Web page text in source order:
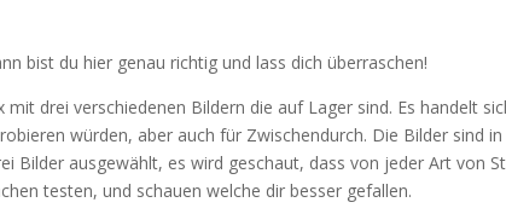
bist du hier genau richtig und lass dich überraschen!
drei verschiedenen Bildern die auf Lager sind. Es handelt
würden, aber auch für Zwischendurch. Die Bilder sind
Bilder ausgewählt, es wird geschaut, dass von jeder Art von
testen, und schauen welche dir besser gefallen.